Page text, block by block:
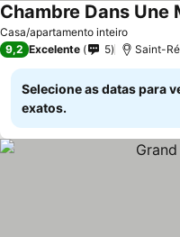
Casa/apartamento inteiro
Chambre Dans Une
9,2 Excelente 5 Saint-
Selecione as datas para
exatos.